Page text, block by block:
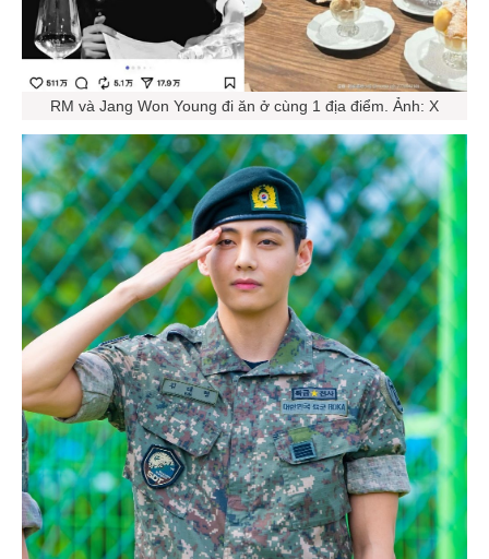
RM và Jang Won Young đi ăn ở cùng 1 địa điểm. Ảnh: X